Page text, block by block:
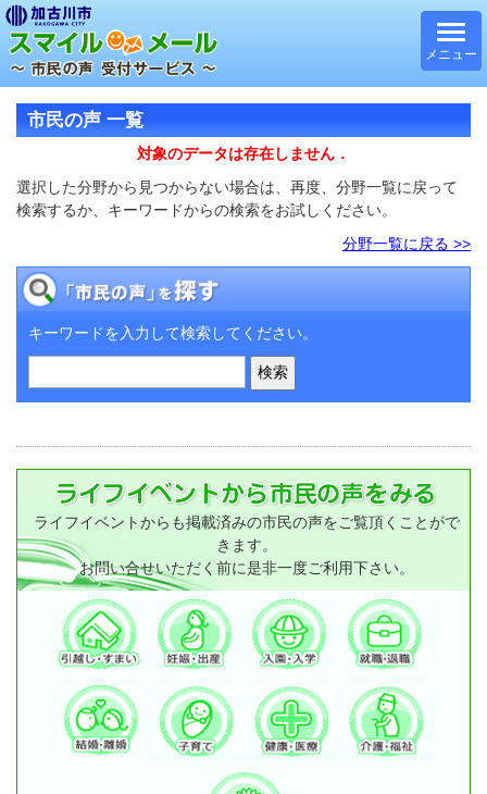
メニュー
市民の声 一覧
対象のデータは存在しません．
選択した分野から見つからない場合は、再度、分野一覧に戻って
検索するか、キーワードからの検索をお試しください。
分野一覧に戻る >>
キーワードを入力して検索してください。
ライフイベントからも掲載済みの市民の声をご覧頂くことがで
きます。
お問い合せいただく前に是非一度ご利用下さい。